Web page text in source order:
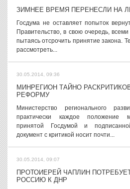
ЗИМНЕЕ ВРЕМЯ ПЕРЕНЕСЛИ НА
Госдума не оставляет попыток
Правительство, в свою очередь,
пытаясь отсрочить принятие закона.
рассмотреть...
30.05.2014, 09:36
МИНРЕГИОН ТАЙНО
РЕФОРМУ
Министерство регионального
практически каждое положение
принятой Госдумой и
документ с критикой носит почти...
30.05.2014, 09:07
ПРОТОИЕРЕЙ ЧАПЛИН
РОССИЮ К ДНР